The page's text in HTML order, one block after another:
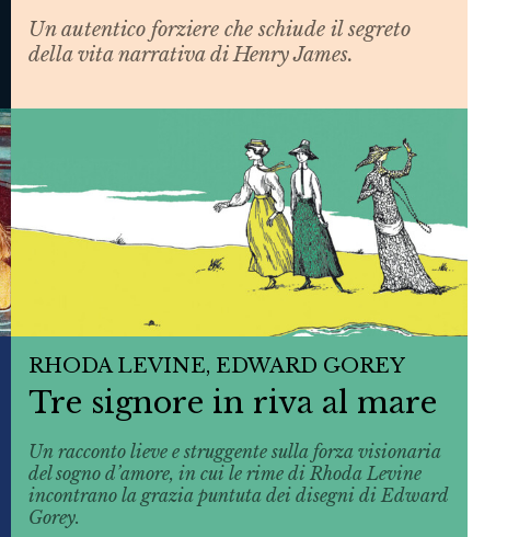
Un autentico forziere che schiude il segreto
della vita narrativa di Henry James.
RHODA LEVINE, EDWARD GOREY
Tre signore in riva al mare
Un racconto lieve e struggente sulla forza visionaria
del sogno d’amore, in cui le rime di Rhoda Levine
incontrano la grazia puntuta dei disegni di Edward
Gorey.